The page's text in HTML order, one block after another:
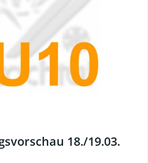
18./19.03.